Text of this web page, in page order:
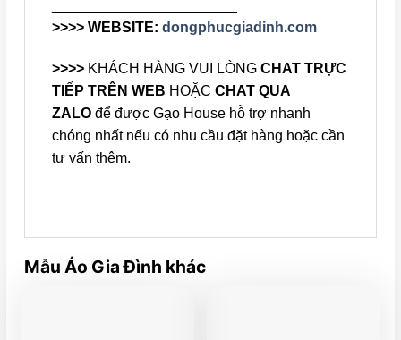
>>>> WEBSITE: dongphucgiadinh.com
>>>> KHÁCH HÀNG VUI LÒNG CHAT TRỰC
TIẾP TRÊN WEB HOẶC CHAT QUA
ZALO để được Gạo House hỗ trợ nhanh
chóng nhất nếu có nhu cầu đặt hàng hoặc cần
tư vấn thêm.
Mẫu Áo Gia Đình khác